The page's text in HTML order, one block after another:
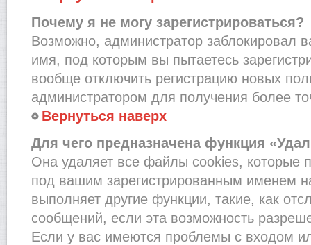
Почему я не могу зарегистрироваться?
Возможно, администратор заблокировал
имя, под которым вы пытаетесь
вообще отключить регистрацию новых
администратором для получения более
Вернуться наверх
Для чего предназначена функция
Она удаляет все файлы cookies, которые
под вашим зарегистрированным именем
выполняет другие функции, такие, как
сообщений, если эта возможность
Если у вас имеются проблемы с входом